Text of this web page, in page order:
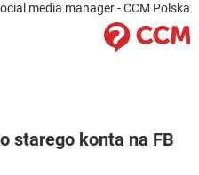
media manager - CCM Polska
starego konta na FB